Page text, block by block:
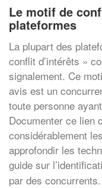
Le motif de
plateformes
La plupart des
conflit d’intérêts »
signalement. Ce
avis est un
toute personne
Documenter ce lien
considérablement
approfondir les
guide sur
par des concurrents.